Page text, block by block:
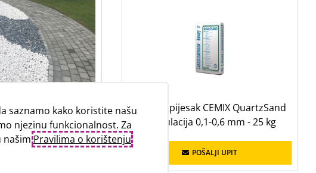
granulacija
siva - 25 kg
Kvarcni pijesak CEMIX QuartzSand
granulacija 0,1-0,6 mm - 25 kg
POŠALJI UPIT
saznamo kako koristite našu
njezinu funkcionalnost. Za
našimPravilima o korištenju